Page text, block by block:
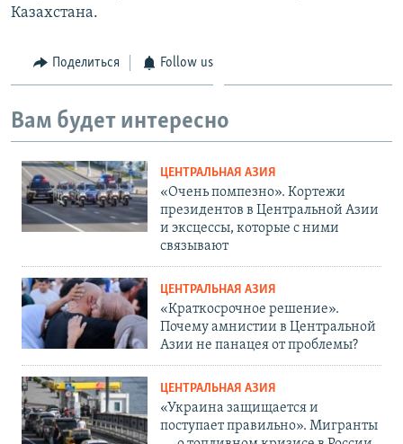
Казахстана.
Поделиться Follow us
Вам будет интересно
ЦЕНТРАЛЬНАЯ АЗИЯ
«Очень помпезно». Кортежи
президентов в Центральной Азии
и эксцессы, которые с ними
связывают
ЦЕНТРАЛЬНАЯ АЗИЯ
«Краткосрочное решение».
Почему амнистии в Центральной
Азии не панацея от проблемы?
ЦЕНТРАЛЬНАЯ АЗИЯ
«Украина защищается и
поступает правильно». Мигранты